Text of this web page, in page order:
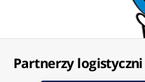
Partnerzy logistyczni